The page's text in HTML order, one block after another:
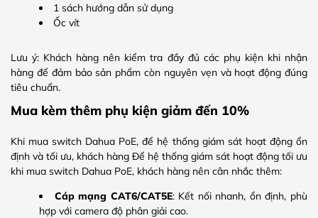
1 sách hướng dẫn sử dụng
Ốc vít
Lưu ý: Khách hàng nên kiểm tra đầy đủ các phụ kiện khi nhận
hàng để đảm bảo sản phẩm còn nguyên vẹn và hoạt động đúng
tiêu chuẩn.
Mua kèm thêm phụ kiện giảm đến 10%
Khi mua switch Dahua PoE, để hệ thống giám sát hoạt động ổn
định và tối ưu, khách hàng Để hệ thống giám sát hoạt động tối ưu
khi mua switch Dahua PoE, khách hàng nên cân nhắc thêm:
Cáp mạng CAT6/CAT5E: Kết nối nhanh, ổn định, phù
hợp với camera độ phân giải cao.